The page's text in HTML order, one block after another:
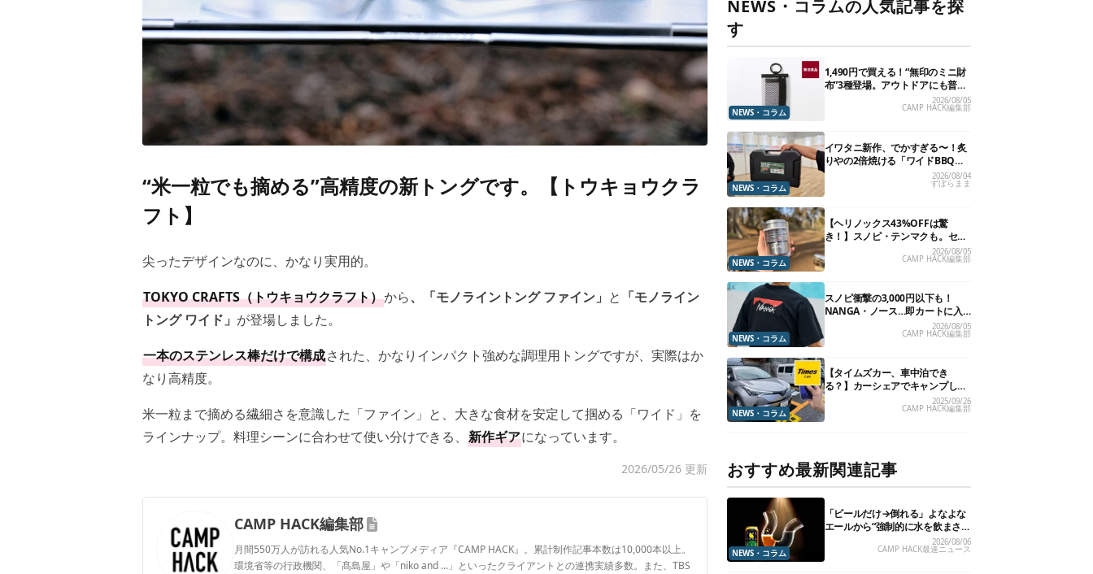
“米一粒でも摘める”高精度の新トングです。【トウキョウクラ
フト】
尖ったデザインなのに、かなり実用的。
TOKYO CRAFTS（トウキョウクラフト）から、「モノライントング ファイン」 と 「モノライン
トング ワイド」 が登場しました。
一本のステンレス棒だけで構成された、かなりインパクト強めな調理用トングですが、実際はか
なり高精度。
米一粒まで摘める繊細さを意識した「ファイン」と、大きな食材を安定して掴める「ワイド」を
ラインナップ。料理シーンに合わせて使い分けできる、 新作ギアになっています。
2026/05/26 更新
CAMP HACK編集部
月間550万人が訪れる人気No.1キャンプメディア『CAMP HACK』。累計制作記事本数は10,000本以上。
環境省等の行政機関、「髙島屋」や「niko and ...」といったクライアントとの連携実績多数。また、TBS
NEWS・コラムの人気記事を探
す
NEWS・コラム
1,490円で買える！“無印のミニ財
布”3種登場。アウトドアにも普段
2026/08/05
CAMP HACK編集部
NEWS・コラム
イワタニ新作、でかすぎる〜！炙
りやの2倍焼ける「ワイドBBQグ
リル」で“豪快焼肉”できるよ【再
販開始】
2026/08/04
ずぼらまま
NEWS・コラム
【ヘリノックス43%OFFは驚
き！】スノピ・テンマクも。セー
ル中の「見逃せないキャンプ道
具」12選
2026/08/05
CAMP HACK編集部
NEWS・コラム
スノピ衝撃の3,000円以下も！
NANGA・ノース…即カートに入
れたいアウトドアな「値下げ夏
2026/08/05
CAMP HACK編集部
NEWS・コラム
【タイムズカー、車中泊でき
る？】カーシェアでキャンプした
いので、直接聞いてみました2025/09/26
CAMP HACK編集部
おすすめ最新関連記事
NEWS・コラム
「ビールだけ→倒れる」よなよな
エールから“強制的に水を飲まさ
2026/08/06
CAMP HACK最速ニュース